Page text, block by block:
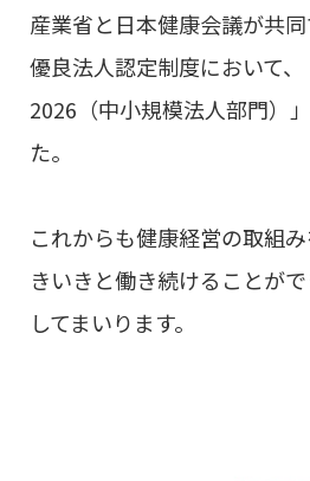
産業省と日本健康会議が共
優良法人認定制度において
2026（中小規模法人部門）
た。
これからも健康経営の取組
きいきと働き続けることが
してまいります。